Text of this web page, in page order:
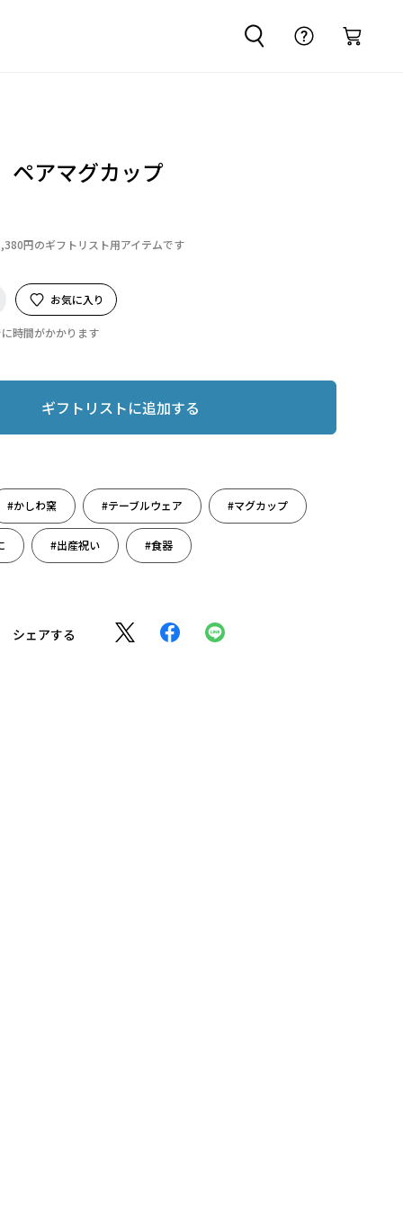
アマグカップ
円のギフトリスト用アイテムです
お気に入り
時間がかかります
ギフトリストに追加する
#かしわ窯 #テーブルウェア #マグカップ
#出産祝い #食器
シェアする